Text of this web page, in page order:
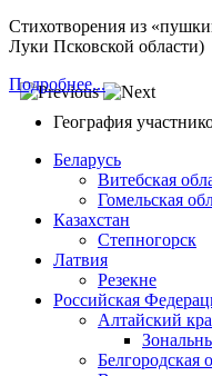
Стихотворения из
Луки Псковской области)
Подробнее...
География
Беларусь
Витебская
Гомельская
Казахстан
Степногорск
Латвия
Резекне
Российская
Алтайский
Белгородская